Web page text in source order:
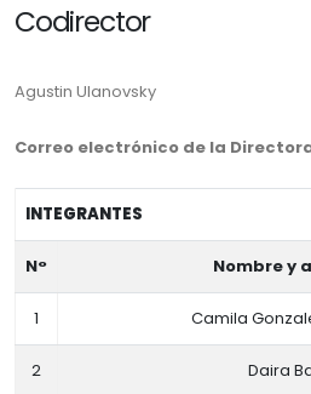
Codirector
Agustin Ulanovsky
Correo electrónico de la
INTEGRANTES
N° Nombre y
1 Camila
2 Daira